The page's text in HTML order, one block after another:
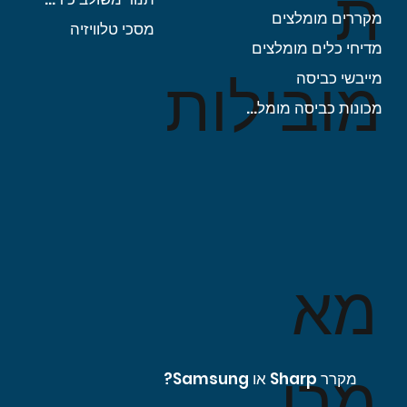
מא
מקרר Sharp או Samsung?
מובילות
מסכי טלוויזיה
מקררים מומלצים
מדיחי כלים מומלצים
מייבשי כביסה
מכונות כביסה מומלצות